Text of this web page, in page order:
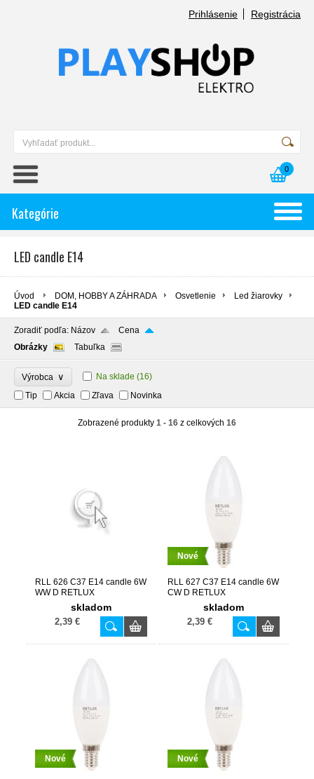
Prihlásenie Registrácia
0
Kategórie
LED candle E14
Úvod DOM, HOBBY A ZÁHRADA Osvetlenie
Led žiarovky
LED candle E14
Zoradiť podľa: Názov
Cena
Obrázky
Tabuľka
Výrobca ∨ Na sklade (16)
Tip
Akcia Zľava Novinka
Zobrazené produkty 1 - 16 z celkových 16
RLL 626 C37 E14 candle 6W
WW D RETLUX
skladom
2,39 €
Nové
RLL 627 C37 E14 candle 6W
CW D RETLUX
skladom
2,39 €
Nové Nové